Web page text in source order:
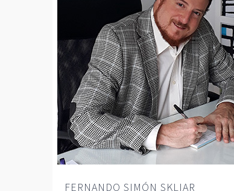
FERNANDO SIMÓN SKLIAR